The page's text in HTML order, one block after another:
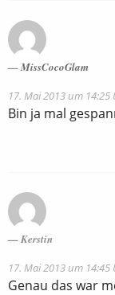
MissCocoGlam
17. Mai 2013 um 14:25
Bin ja mal
Kerstin
17. Mai 2013 um 14:45
Genau das war